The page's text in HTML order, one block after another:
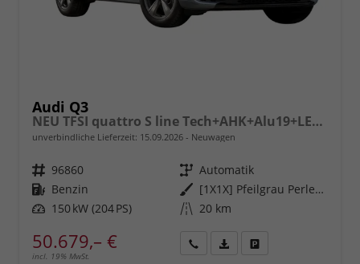
Audi Q3
NEU TFSI quattro S line Tech+AHK+Alu19+LEDplus+KlimaPlus+ExtSchwarz
unverbindliche Lieferzeit: 15.09.2026 Neuwagen
Fahrzeugnr. 96860 Getriebe Automatik
Kraftstoff Benzin Außenfarbe
[1X1X] Pfeilgrau Perleffekt
Leistung 150 kW (204 PS) Kilometerstand 20 km
50.679,– €
incl. 19% MwSt.